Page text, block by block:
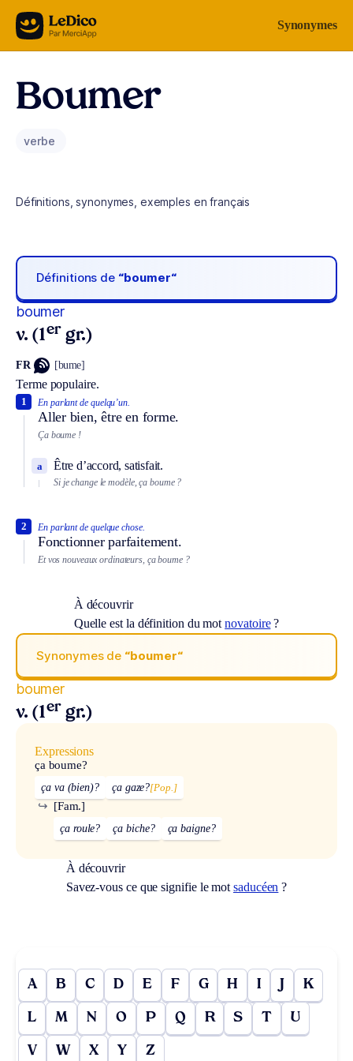
Aller au contenu Synonymes
Boumer
verbe
Définitions, synonymes, exemples en français
Définitions de “boumer“
boumer
v. (1er gr.)
FR [bume]
Terme populaire.
En parlant de quelqu’un.
Aller bien, être en forme.
1
Ça boume !
Être d’accord, satisfait.
a
Si je change le modèle, ça boume ?
En parlant de quelque chose.
Fonctionner parfaitement.
2
Et vos nouveaux ordinateurs, ça boume ?
À découvrir
Quelle est la définition du motnovatoire?
Synonymes de “boumer“
boumer
v. (1er gr.)
Expressions
ça boume?
ça va (bien)? ça gaze?[Pop.]
[Fam.]
↪
ça roule? ça biche? ça baigne?
À découvrir
Savez-vous ce que signifie le motsaducéen ?
A B C D E F G H I J K
L M N O P Q R S T U
V W X Y Z